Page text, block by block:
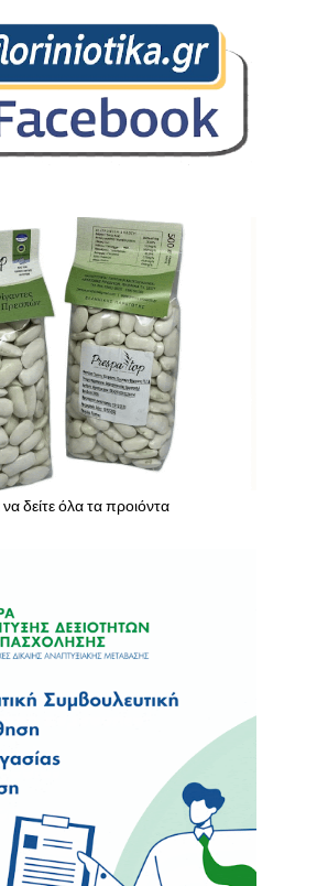
δείτε όλα τα προιόντα